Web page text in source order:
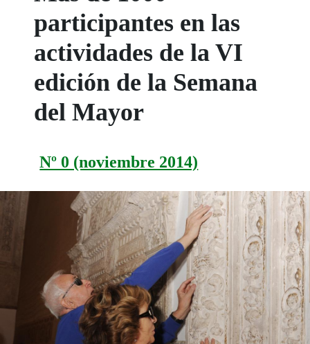
participantes en las
actividades de la VI
edición de la Semana
del Mayor
Nº 0 (noviembre 2014)